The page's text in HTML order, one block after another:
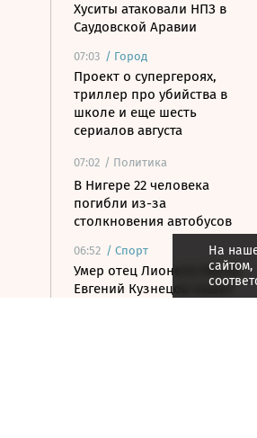
Хуситы атаковали НПЗ в
Саудовской Аравии
07:03 / Город
Проект о супергероях,
триллер про убийства в
школе и еще шесть
сериалов августа
07:02 / Политика
В Нигере 22 человека
погибли из-за
столкновения автобусов
06:52 / Спорт
Умер отец Лионеля Месси,
Евгений Кузнецов нашел
На